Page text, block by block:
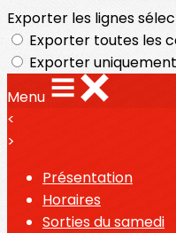
Exporter les lignes
Exporter toutes les
Exporter
Menu
<
>
Présentation
Horaires
Sorties du samedi